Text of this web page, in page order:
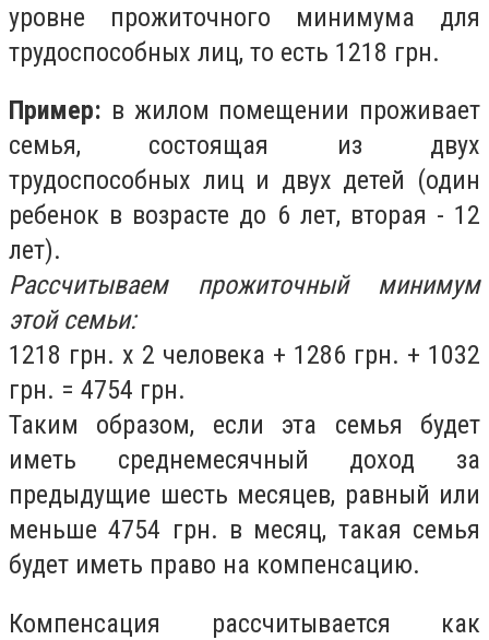
уровне прожиточного минимума для
трудоспособных лиц, то есть 1218 грн.
Пример: в жилом помещении проживает
семья, состоящая из двух
трудоспособных лиц и двух детей (один
ребенок в возрасте до 6 лет, вторая - 12
лет).
Рассчитываем прожиточный минимум
этой семьи:
1218 грн. х 2 человека + 1286 грн. + 1032
грн. = 4754 грн.
Таким образом, если эта семья будет
иметь среднемесячный доход за
предыдущие шесть месяцев, равный или
меньше 4754 грн. в месяц, такая семья
будет иметь право на компенсацию.
Компенсация рассчитывается как